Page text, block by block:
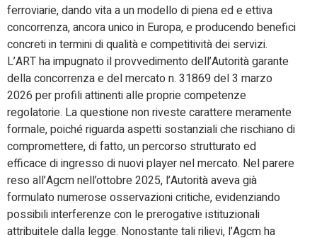
ferroviarie, dando vita a un modello di piena ed e ettiva
concorrenza, ancora unico in Europa, e producendo benefici
concreti in termini di qualità e competitività dei servizi.
L’ART ha impugnato il provvedimento dell’Autorità garante
della concorrenza e del mercato n. 31869 del 3 marzo
2026 per profili attinenti alle proprie competenze
regolatorie. La questione non riveste carattere meramente
formale, poiché riguarda aspetti sostanziali che rischiano di
compromettere, di fatto, un percorso strutturato ed
efficace di ingresso di nuovi player nel mercato. Nel parere
reso all’Agcm nell’ottobre 2025, l’Autorità aveva già
formulato numerose osservazioni critiche, evidenziando
possibili interferenze con le prerogative istituzionali
attribuitele dalla legge. Nonostante tali rilievi, l’Agcm ha